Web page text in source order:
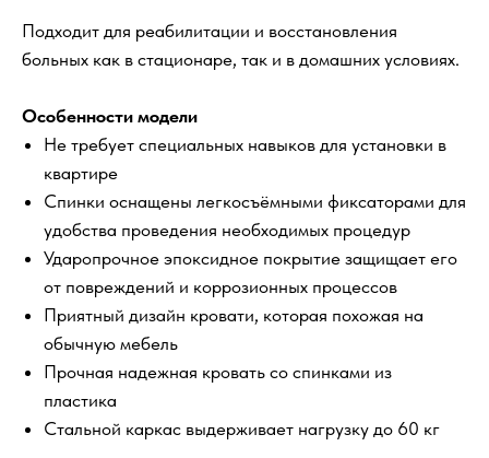
Подходит для реабилитации и восстановления
больных как в стационаре, так и в домашних условиях.
Особенности модели
Не требует специальных навыков для установки в
квартире
Спинки оснащены легкосъёмными фиксаторами для
удобства проведения необходимых процедур
Ударопрочное эпоксидное покрытие защищает его
от повреждений и коррозионных процессов
Приятный дизайн кровати, которая похожая на
обычную мебель
Прочная надежная кровать со спинками из
пластика
Стальной каркас выдерживает нагрузку до 60 кг